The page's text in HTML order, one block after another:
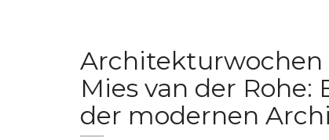
Architekturwochen
Mies van der
der modernen